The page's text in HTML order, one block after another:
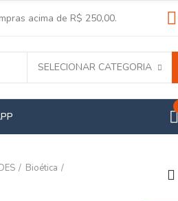
acima de R$ 250,00.
SELECIONAR CATEGORIA
Bioética